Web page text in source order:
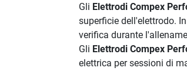
Gli Elettrodi Compex
superficie dell'elettrodo.
verifica durante
Gli Elettrodi Compex
elettrica per sessioni di